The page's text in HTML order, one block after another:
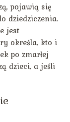
pojawią się
dziedziczenia.
jest
określa, kto i
po zmarłej
dzieci, a jeśli